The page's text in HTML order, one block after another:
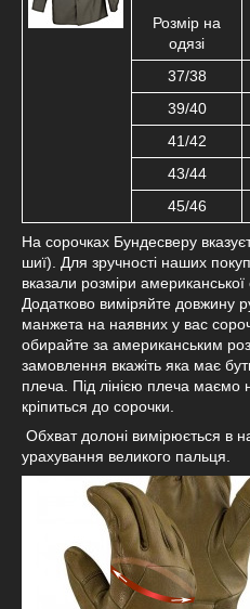
Розмір на
одязі
37/38
39/40
41/42
43/44
45/46
На сорочках Бундесверу
шиї). Для зручності наших
вказали розміри
Додатково виміряйте довжину
манжета на наявних у вас
обирайте за американським
замовлення вкажіть яка має
плеча. Під лінією плеча маємо
кріпиться до сорочки.
Обхват долоні вимірюється в
урахування великого пальця.